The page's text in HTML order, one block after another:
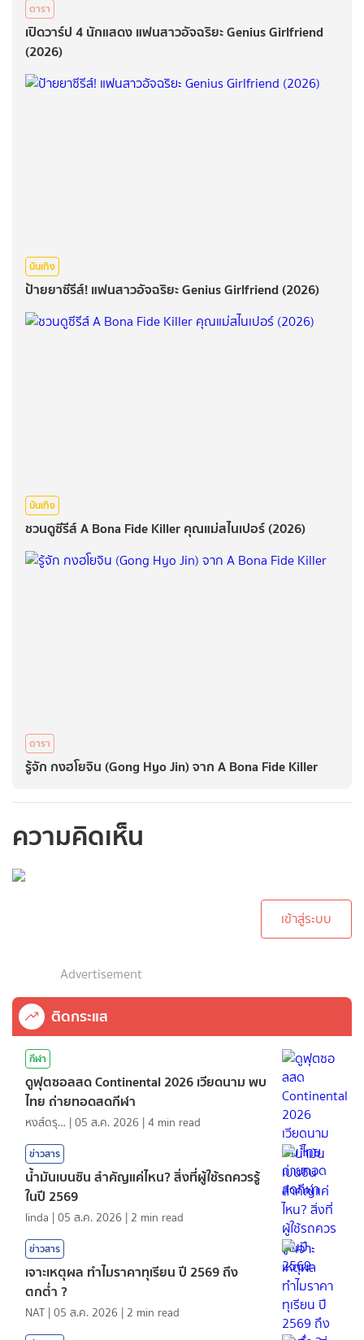
ดารา
เปิดวาร์ป 4 นักแสดง แฟนสาวอัจฉริยะ Genius Girlfriend
(2026)
บันเทิง
ป้ายยาซีรีส์! แฟนสาวอัจฉริยะ Genius Girlfriend (2026)
บันเทิง
ชวนดูซีรีส์ A Bona Fide Killer คุณแม่สไนเปอร์ (2026)
ดารา
รู้จัก กงฮโยจิน (Gong Hyo Jin) จาก A Bona Fide Killer
ความคิดเห็น
เข้าสู่ระบบ
Advertisement
ติดกระแส
กีฬา
ดูฟุตซอลสด Continental 2026 เวียดนาม พบ
ไทย ถ่ายทอดสดกีฬา
หงส์ดรุณ |05 ส.ค. 2026 |4 min read
ข่าวสาร
น้ำมันเบนซิน สำคัญแค่ไหน? สิ่งที่ผู้ใช้รถควรรู้
ในปี 2569
linda |05 ส.ค. 2026 | 2 min read
ข่าวสาร
เจาะเหตุผล ทำไมราคาทุเรียน ปี 2569 ถึง
ตกต่ำ ?
NAT |05 ส.ค. 2026 | 2 min read